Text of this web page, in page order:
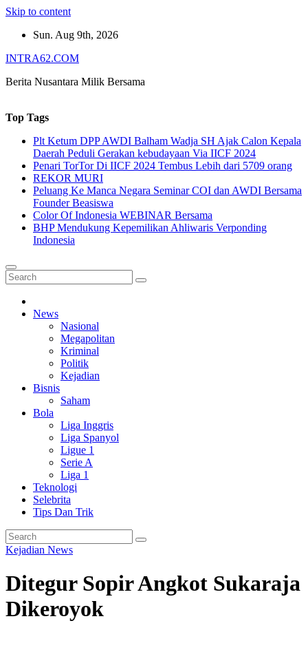
Skip to content
Sun. Aug 9th, 2026
INTRA62.COM
Berita Nusantara Milik Bersama
Top Tags
Plt Ketum DPP AWDI Balham Wadja SH Ajak Calon Kepala
Daerah Peduli Gerakan kebudayaan Via IICF 2024
Penari TorTor Di IICF 2024 Tembus Lebih dari 5709 orang
REKOR MURI
Peluang Ke Manca Negara Seminar COI dan AWDI Bersama
Founder Beasiswa
Color Of Indonesia WEBINAR Bersama
BHP Mendukung Kepemilikan Ahliwaris Verponding
Indonesia
News
Nasional
Megapolitan
Kriminal
Politik
Kejadian
Bisnis
Saham
Bola
Liga Inggris
Liga Spanyol
Ligue 1
Serie A
Liga 1
Teknologi
Selebrita
Tips Dan Trik
Kejadian News
Ditegur Sopir Angkot Sukaraja
Dikeroyok